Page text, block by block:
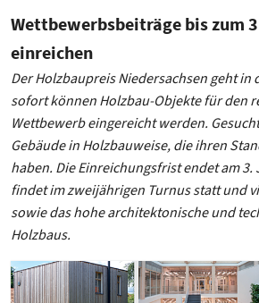
Wettbewerbsbeiträge bis zum
einreichen
Der Holzbaupreis Niedersachsen geht in
sofort können Holzbau-Objekte für den
Wettbewerb eingereicht werden.
Gebäude in Holzbauweise, die ihren
haben. Die Einreichungsfrist endet am
findet im zweijährigen Turnus statt und
sowie das hohe architektonische und
Holzbaus.